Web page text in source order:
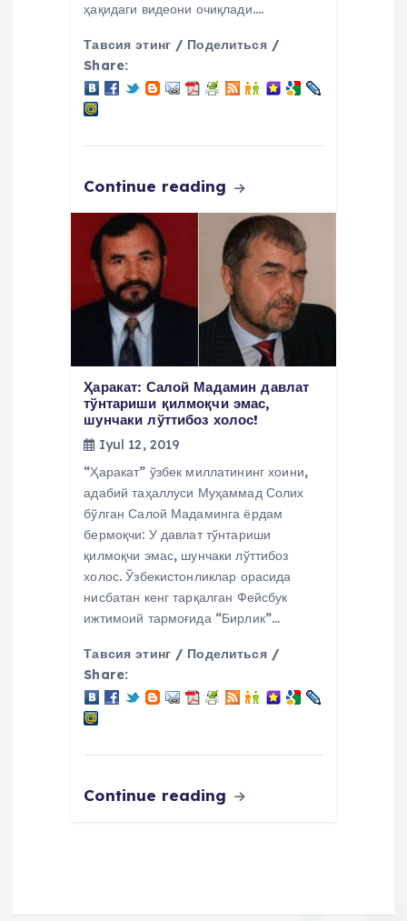
ҳақидаги видеони очиқлади.…
Тавсия этинг / Поделиться /
Share:
Continue reading
Ҳаракат: Салой Мадамин давлат
тўнтариши қилмоқчи эмас,
шунчаки лўттибоз холос!
Iyul 12, 2019
“Ҳаракат” ўзбек миллатининг хоини,
адабий таҳаллуси Муҳаммад Солих
бўлган Салой Мадаминга ёрдам
бермоқчи: У давлат тўнтариши
қилмоқчи эмас, шунчаки лўттибоз
холос. Ўзбекистонликлар орасида
нисбатан кенг тарқалган Фейсбук
ижтимоий тармоғида “Бирлик”…
Тавсия этинг / Поделиться /
Share:
Continue reading